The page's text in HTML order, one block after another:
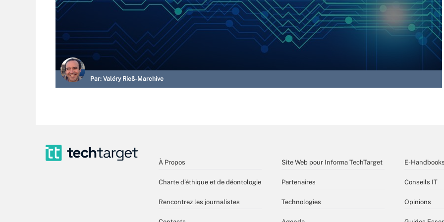
Par: Valéry Rieß-Marchive
À Propos
Charte d’éthique et de déontologie
Rencontrez les journalistes
Site Web pour Informa TechTarget
Partenaires
Technologies
E-Handbooks
Conseils IT
Opinions